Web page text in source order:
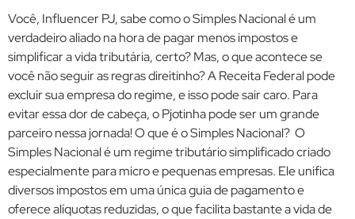
Você, Influencer PJ, sabe como o Simples Nacional é um
verdadeiro aliado na hora de pagar menos impostos e
simplificar a vida tributária, certo? Mas, o que acontece se
você não seguir as regras direitinho? A Receita Federal pode
excluir sua empresa do regime, e isso pode sair caro. Para
evitar essa dor de cabeça, o Pjotinha pode ser um grande
parceiro nessa jornada! O que é o Simples Nacional? O
Simples Nacional é um regime tributário simplificado criado
especialmente para micro e pequenas empresas. Ele unifica
diversos impostos em uma única guia de pagamento e
oferece alíquotas reduzidas, o que facilita bastante a vida de